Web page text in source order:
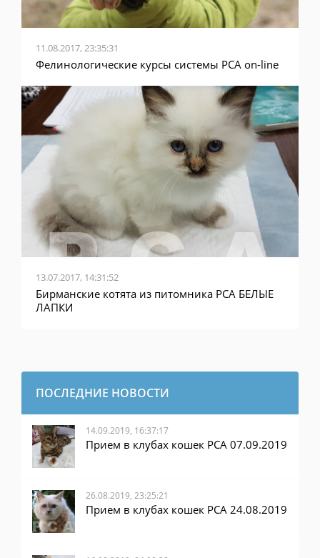
11.08.2017, 23:35:31
Фелинологические курсы системы PCA on-line
13.07.2017, 14:31:52
Бирманские котята из питомника PCA БЕЛЫЕ
ЛАПКИ
ПОСЛЕДНИЕ НОВОСТИ
14.09.2019, 16:37:17
Прием в клубах кошек PCA 07.09.2019
26.08.2019, 23:25:21
Прием в клубах кошек PCA 24.08.2019